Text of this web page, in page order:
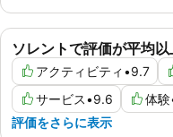
ソレントで評価が平均以
アクティビティ •9.7
サービス•9.6 体験
評価をさらに表示